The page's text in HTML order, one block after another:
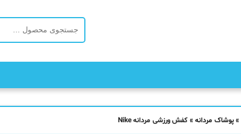
»پوشاک مردانه » کفش ورزشی مردانه Nike